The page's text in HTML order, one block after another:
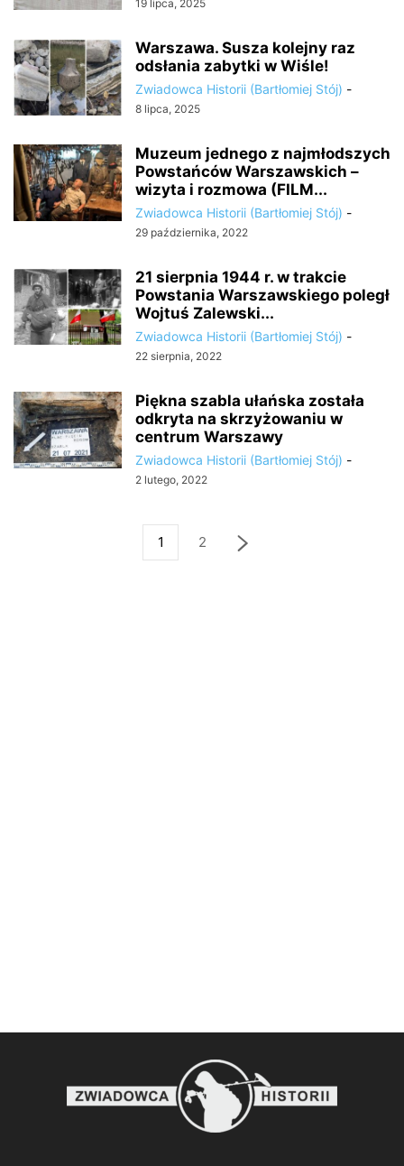
19 lipca, 2025
Warszawa. Susza kolejny raz
odsłania zabytki w Wiśle!
Zwiadowca Historii (Bartłomiej Stój) -
8 lipca, 2025
Muzeum jednego z najmłodszych
Powstańców Warszawskich –
wizyta i rozmowa (FILM...
Zwiadowca Historii (Bartłomiej Stój) -
29 października, 2022
21 sierpnia 1944 r. w trakcie
Powstania Warszawskiego poległ
Wojtuś Zalewski...
Zwiadowca Historii (Bartłomiej Stój) -
22 sierpnia, 2022
Piękna szabla ułańska została
odkryta na skrzyżowaniu w
centrum Warszawy
Zwiadowca Historii (Bartłomiej Stój) -
2 lutego, 2022
1 2